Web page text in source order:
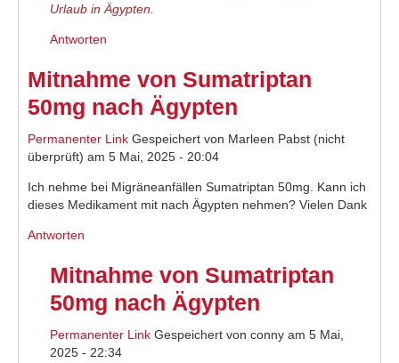
Urlaub in Ägypten.
Antworten
Mitnahme von Sumatriptan
50mg nach Ägypten
Permanenter Link Gespeichert von Marleen Pabst (nicht
überprüft) am 5 Mai, 2025 - 20:04
Ich nehme bei Migräneanfällen Sumatriptan 50mg. Kann ich
dieses Medikament mit nach Ägypten nehmen? Vielen Dank
Antworten
Mitnahme von Sumatriptan
50mg nach Ägypten
Permanenter Link Gespeichert von conny am 5 Mai,
2025 - 22:34